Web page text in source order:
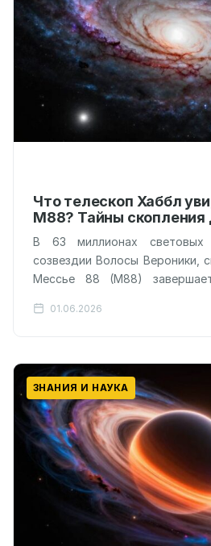
Что телескоп Хаббл
М88? Тайны скопления
В 63 миллионах
созвездии Волосы Вероники,
Мессье 88 (M88)
сотен…
01.06.2026
ЗНАНИЯ И НАУКА